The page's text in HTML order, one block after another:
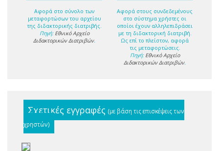
Αφορά στο σύνολο των
μεταφορτώσων του αρχείου
της διδακτορικής διατριβής.
Πηγή: Εθνικό Αρχείο
Διδακτορικών Διατριβών.
Αφορά στους συνδεδεμένους
στο σύστημα χρήστες οι
οποίοι έχουν αλληλεπιδράσει
με τη διδακτορική διατριβή.
Ως επί το πλείστον, αφορά
τις μεταφορτώσεις.
Πηγή: Εθνικό Αρχείο
Διδακτορικών Διατριβών.
Σχετικές εγγραφές (με βάση τις επισκέψεις των
χρηστών)